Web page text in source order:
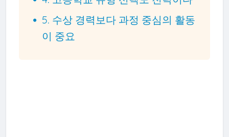
5. 수상 경력보다 과정 중심의 활동
이 중요